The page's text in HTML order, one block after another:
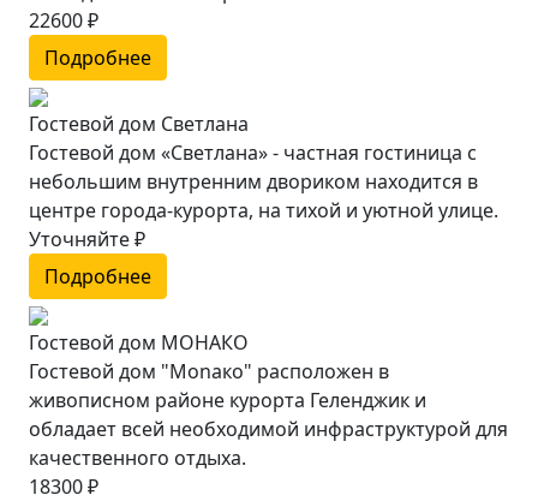
22600 ₽
Подробнее
Гостевой дом Светлана
Гостевой дом «Светлана» - частная гостиница с
небольшим внутренним двориком находится в
центре города-курорта, на тихой и уютной улице.
Уточняйте ₽
Подробнее
Гостевой дом МОНАКО
Гостевой дом "Monaкo" расположен в
живописном районе курорта Геленджик и
обладает всей необходимой инфраструктурой для
качественного отдыха.
18300 ₽